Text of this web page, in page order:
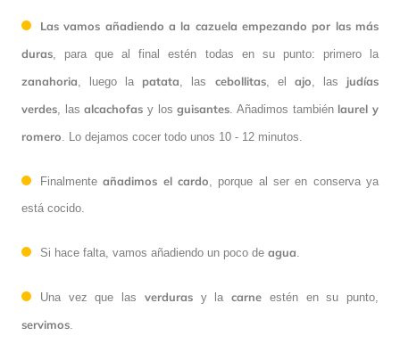
Las vamos añadiendo a la cazuela empezando por las más
duras , para que al final estén todas en su punto: primero la
zanahoria , luego la patata , las cebollitas, el ajo , las judías
verdes , lasalcachofas y losguisantes . Añadimos también laurel y
romero . Lo dejamos cocer todo unos 10 - 12 minutos.
Finalmenteañadimos el cardo , porque al ser en conserva ya
está cocido.
Si hace falta, vamos añadiendo un poco de agua
Una vez que las verdurasy lacarne estén en su punto,
servimos